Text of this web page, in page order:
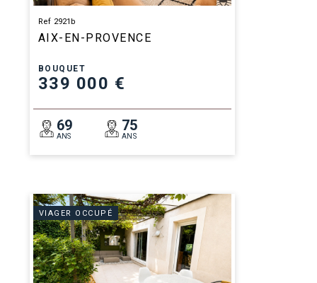
Ref 2921b
AIX-EN-PROVENCE
BOUQUET
339 000 €
69
ANS
75
ANS
VIAGER OCCUPÉ